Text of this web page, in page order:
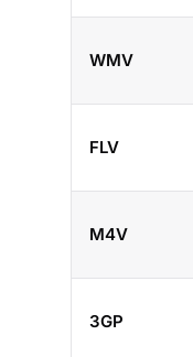
WMV
FLV
M4V
3GP